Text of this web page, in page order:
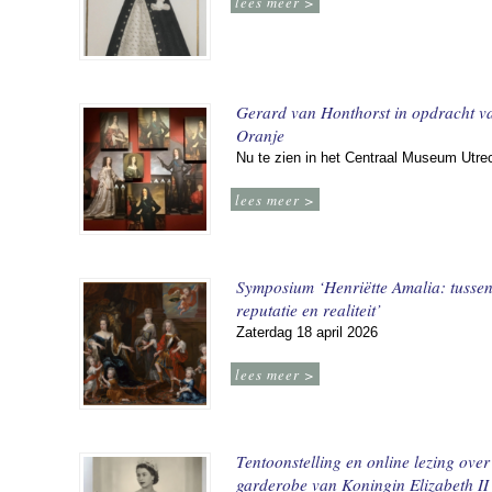
Gerard van Honthorst in opdracht
Oranje
Nu te zien in het Centraal Museum
lees meer >
Symposium ‘Henriëtte Amalia: tussen
reputatie en realiteit’
Zaterdag 18 april 2026
lees meer >
Tentoonstelling en online lezing
garderobe van Koningin Elizabeth II